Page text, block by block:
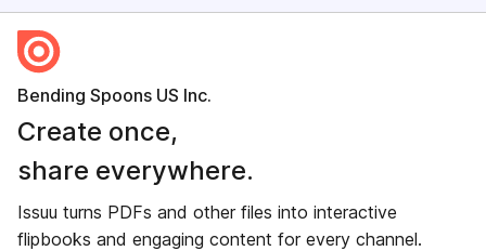
Bending Spoons US Inc.
Create once,
share everywhere.
Issuu turns PDFs and other files into interactive
flipbooks and engaging content for every channel.